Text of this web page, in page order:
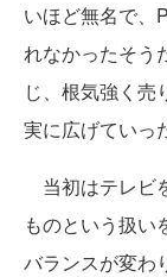
いほど無名で、
れなかったそう
じ、根気強く売
実に広げていっ
当初はテレビ
ものという扱い
バランスが変わ